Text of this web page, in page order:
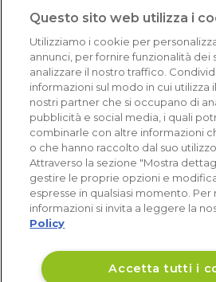
Eccellente (4,8)
Acquisti verificati
Questo sito web utilizza i
Utilizziamo i cookie per
annunci, per fornire funzionalità dei
analizzare il nostro traffico.
informazioni sul modo in cui utilizza
nostri partner che si occupano di
pubblicità e social media, i quali
combinarle con altre informazioni
o che hanno raccolto dal suo
Attraverso la sezione "Mostra
gestire le proprie opzioni e
espresse in qualsiasi momento.
informazioni si invita a leggere la
Policy
Accetta tutti i